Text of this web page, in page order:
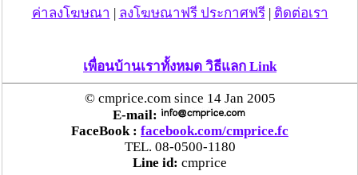
ปกครองเฝ้าระวังบุตรหลาน
“ลาว” ส่ง “24 คนไทย” กลับประเทศผ่านด่าน
เชียงของ เพื่อดำเนินการตามกฎหมาย พบส่วนใหญ่มี
เอี่ยวแก๊งคอลเซ็นเตอร์
“ตรีนุช” เปิดตัวระบบ “e-WorkPermit” ลงทะเบียน
แรงงานต่างด้าวออนไลน์ ให้บริการ 24 ชั่วโมงทั่ว
ประเทศ เริ่ม 13 ต.ค. นี้
ค่าลงโฆษณา | ลงโฆษณาฟรี ประกาศฟรี| ติดต่อเรา
เพื่อนบ้านเราทั้งหมด วิธีแลก Link
© cmprice.com since 14 Jan 2005
E-mail:
FaceBook : facebook.com/cmprice.fc
TEL. 08-0500-1180
Line id: cmprice